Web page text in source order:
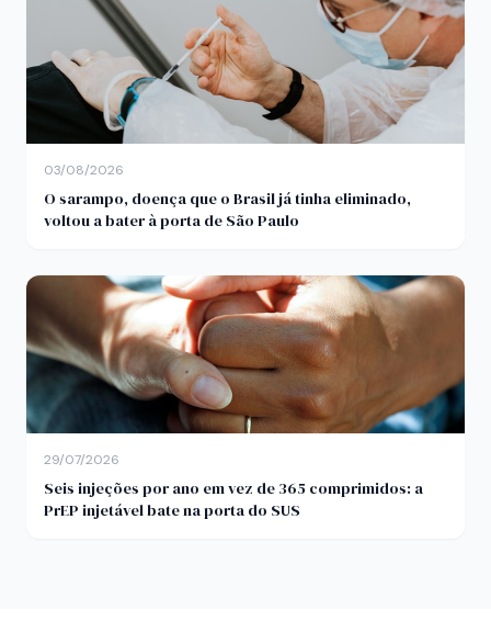
03/08/2026
O sarampo, doença que o Brasil já tinha eliminado,
voltou a bater à porta de São Paulo
29/07/2026
Seis injeções por ano em vez de 365 comprimidos: a
PrEP injetável bate na porta do SUS